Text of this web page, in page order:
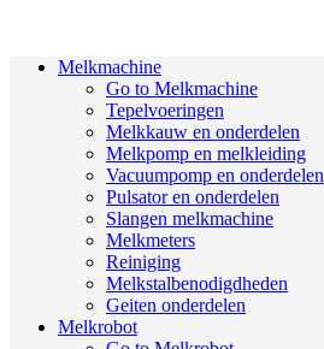
Melkmachine
Go to Melkmachine
Tepelvoeringen
Melkkauw en onderdelen
Melkpomp en melkleiding
Vacuumpomp en onderdelen
Pulsator en onderdelen
Slangen melkmachine
Melkmeters
Reiniging
Melkstalbenodigdheden
Geiten onderdelen
Melkrobot